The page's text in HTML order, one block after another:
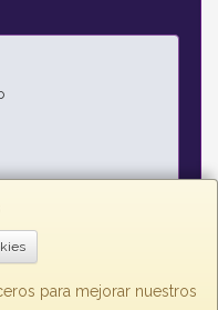
para mejorar nuestros
- 19:00h, Viernes